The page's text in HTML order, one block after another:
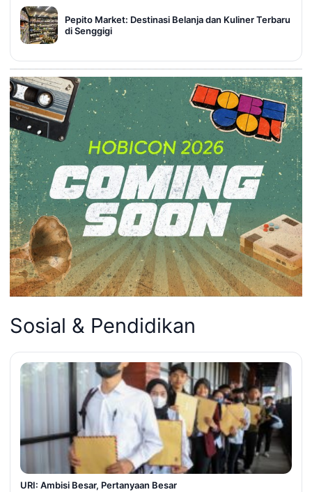
Pepito Market: Destinasi Belanja dan Kuliner Terbaru
di Senggigi
Sosial & Pendidikan
URI: Ambisi Besar, Pertanyaan Besar